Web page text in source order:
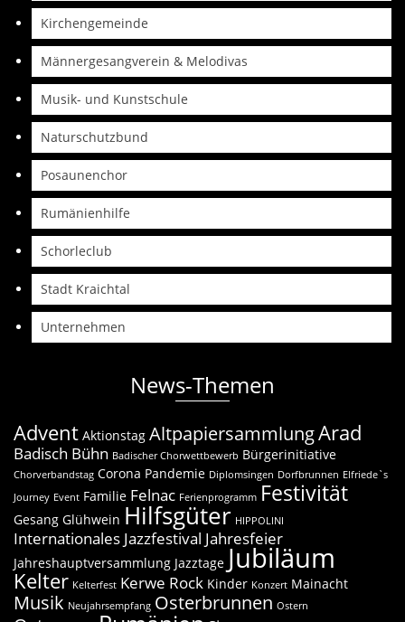
Kirchengemeinde
Männergesangverein & Melodivas
Musik- und Kunstschule
Naturschutzbund
Posaunenchor
Rumänienhilfe
Schorleclub
Stadt Kraichtal
Unternehmen
News-Themen
Advent Aktionstag AltpapiersammlungArad
Badisch Bühn Badischer Chorwettbewerb Bürgerinitiative
Chorverbandstag Corona Pandemie Diplomsingen Dorfbrunnen Elfriede`s
Journey Event Familie Felnac Ferienprogramm Festivität
Gesang Glühwein Hilfsgüter HIPPOLINI
Internationales Jazzfestival Jahresfeier
Jahreshauptversammlung Jazztage Jubiläum
Kelter Kelterfest Kerwe Rock Kinder Konzert Mainacht
Musik Neujahrsempfang Osterbrunnen Ostern